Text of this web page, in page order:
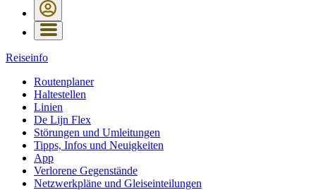
Reiseinfo
Routenplaner
Haltestellen
Linien
De Lijn Flex
Störungen und Umleitungen
Tipps, Infos und Neuigkeiten
App
Verlorene Gegenstände
Netzwerkpläne und Gleiseinteilungen